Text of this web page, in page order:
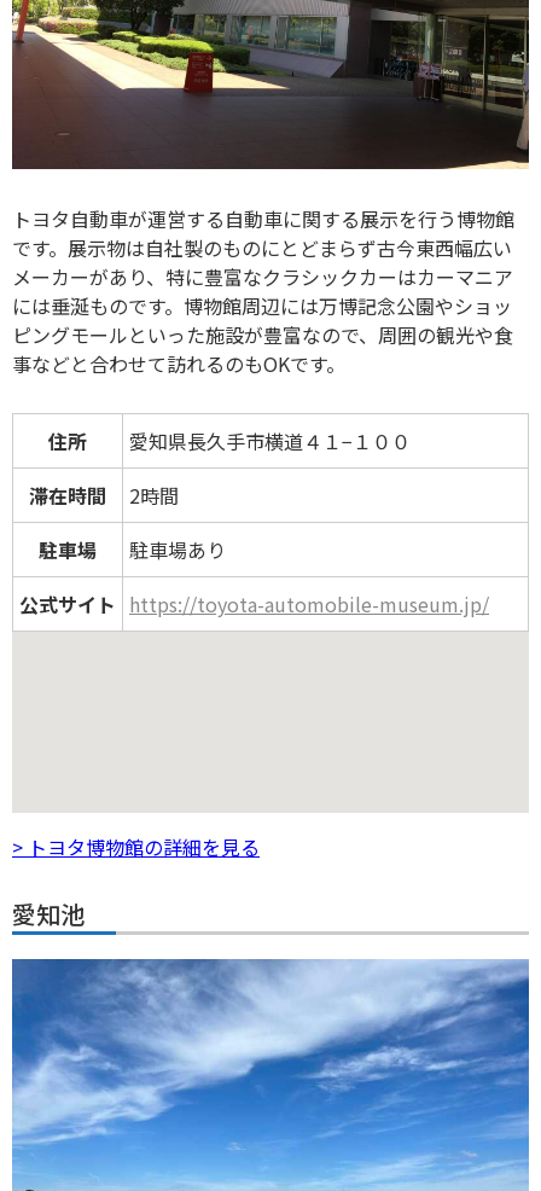
トヨタ自動車が運営する自動車に関する展示を行う博物館
です。展示物は自社製のものにとどまらず古今東西幅広い
メーカーがあり、特に豊富なクラシックカーはカーマニア
には垂涎ものです。博物館周辺には万博記念公園やショッ
ピングモールといった施設が豊富なので、周囲の観光や食
事などと合わせて訪れるのもOKです。
住所
愛知県長久手市横道４１−１００
滞在時間
2時間
駐車場
駐車場あり
公式サイト https://toyota-automobile-museum.jp/
> トヨタ博物館の詳細を見る
愛知池